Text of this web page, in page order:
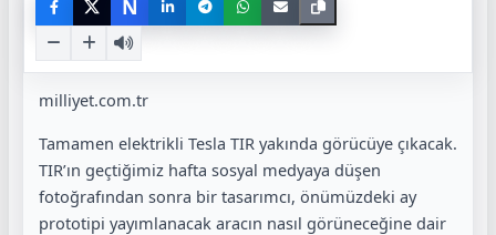
N
milliyet.com.tr
Tamamen elektrikli Tesla TIR yakında görücüye çıkacak.
TIR’ın geçtiğimiz hafta sosyal medyaya düşen
fotoğrafından sonra bir tasarımcı, önümüzdeki ay
prototipi yayımlanacak aracın nasıl görüneceğine dair